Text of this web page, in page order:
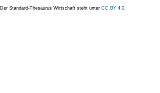
Der Standard-Thesaurus Wirtschaft steht unter CC BY 4.0